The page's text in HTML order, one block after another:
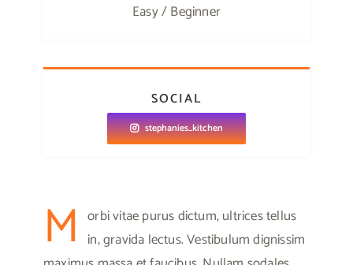
Easy / Beginner
SOCIAL
stephanies_kitchen
M orbi vitae purus dictum, ultrices tellus
in, gravida lectus. Vestibulum dignissim